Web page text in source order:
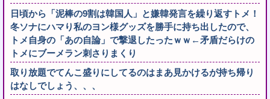
日頃から「泥棒の9割は韓国人」と嫌韓発言を繰り返すトメ！
冬ソナにハマり私のヨン様グッズを勝手に持ち出したので、
トメ自身の「あの自論」で撃退したったｗｗ←矛盾だらけの
トメにブーメラン刺さりまくり
取り放題でてんこ盛りにしてるのはまあ見かけるが持ち帰り
はなしでしょう、、、